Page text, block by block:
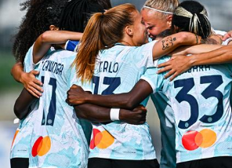
Nazionali
Partner
Tecnici
SGS
Paralimpico
Serie
A
Women